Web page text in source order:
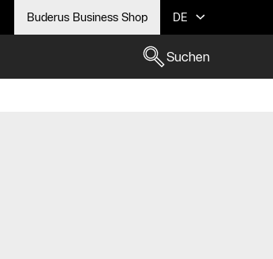
Buderus Business Shop DE
Suchen